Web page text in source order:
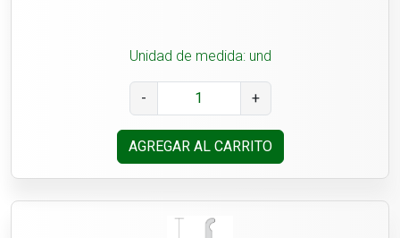
Unidad de medida: und
- +
AGREGAR AL CARRITO